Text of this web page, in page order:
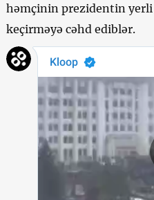
həmçinin prezidentin yerli
keçirməyə cəhd ediblər.